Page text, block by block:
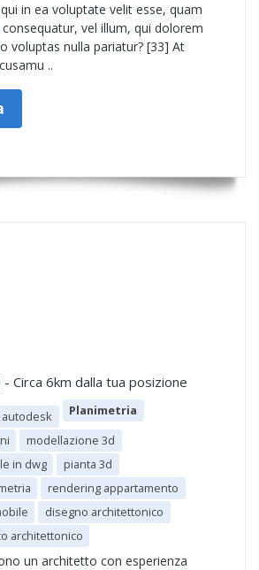
in ea voluptate velit esse, quam
vel illum, qui dolorem
voluptas nulla pariatur? [33] At
..
- Circa 6km dalla tua posizione
autodesk
Planimetria
modellazione 3d
in dwg
pianta 3d
rendering appartamento
disegno architettonico
architettonico
un architetto con esperienza